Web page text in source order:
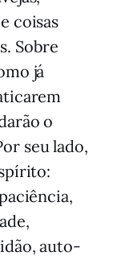
coisas
Sobre
já
o
seu lado,
auto-